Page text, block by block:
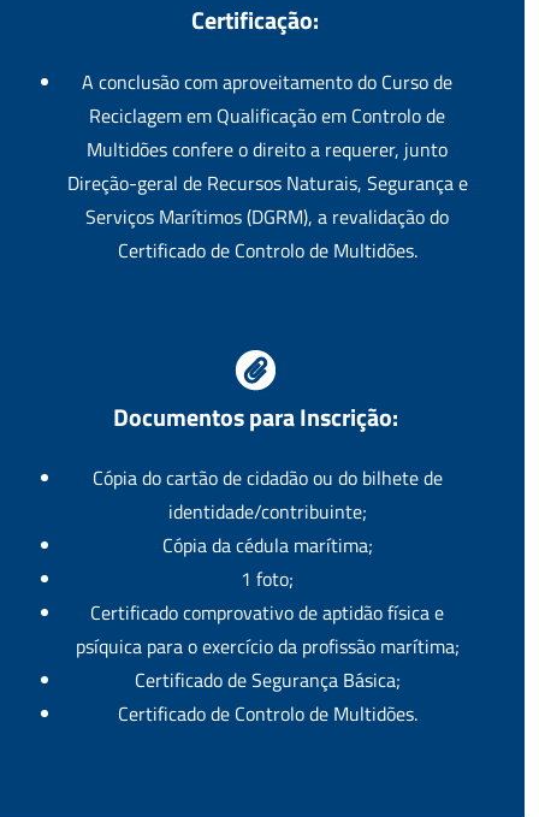
Certificação:
A conclusão com aproveitamento do Curso de
Reciclagem em Qualificação em Controlo de
Multidões confere o direito a requerer, junto
Direção-geral de Recursos Naturais, Segurança e
Serviços Marítimos (DGRM), a revalidação do
Certificado de Controlo de Multidões.
Documentos para Inscrição:
Cópia do cartão de cidadão ou do bilhete de
identidade/contribuinte;
Cópia da cédula marítima;
1 foto;
Certificado comprovativo de aptidão física e
psíquica para o exercício da profissão marítima;
Certificado de Segurança Básica;
Certificado de Controlo de Multidões.